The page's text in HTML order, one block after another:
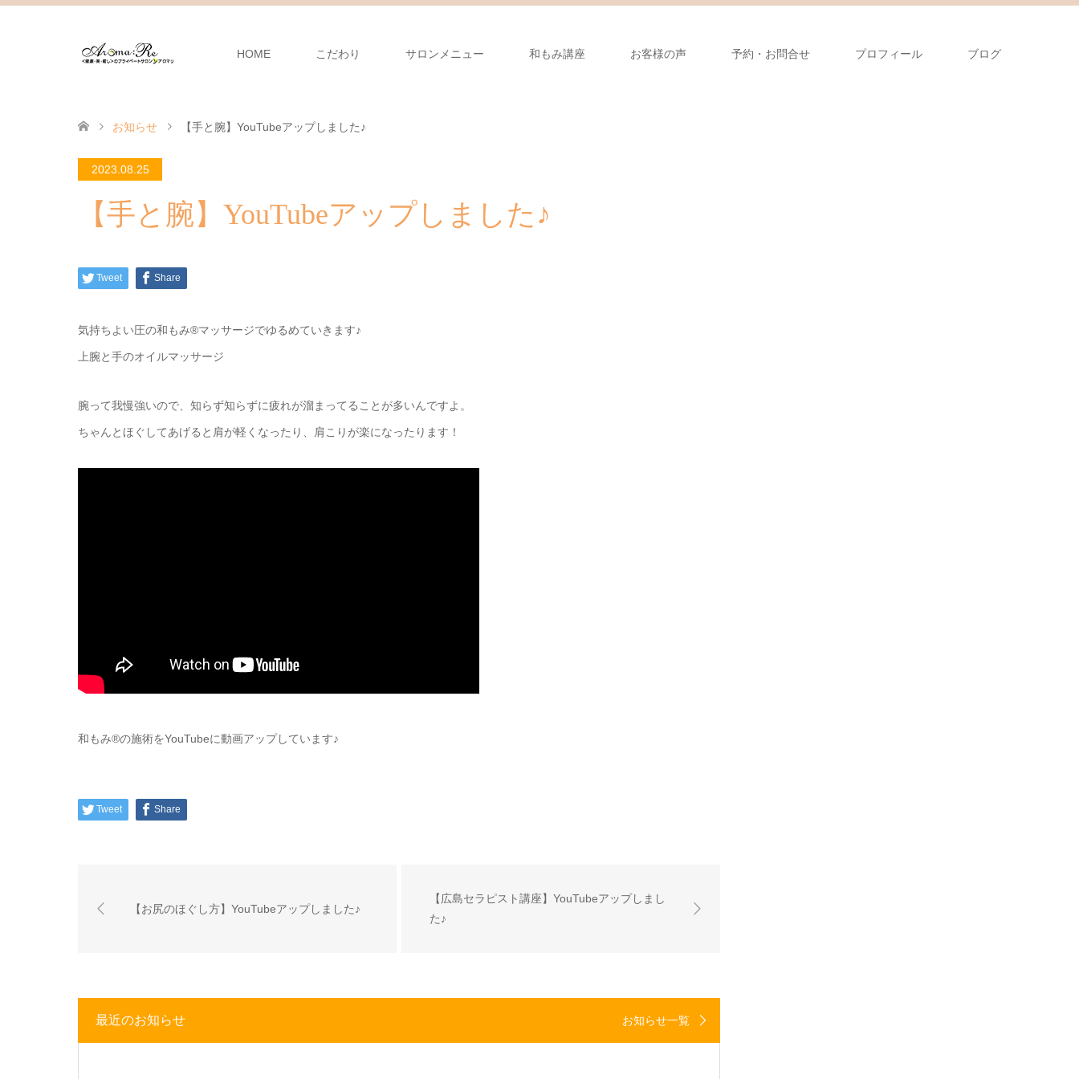
HOME こだわり サロンメニュー 和もみ講座 お客様の声 予約・お問合せ プロフィール ブログ
お知らせ 【手と腕】YouTubeアップしました♪
2023.08.25
【手と腕】YouTubeアップしました♪
Tweet Share
気持ちよい圧の和もみ®マッサージでゆるめていきます♪
上腕と手のオイルマッサージ
腕って我慢強いので、知らず知らずに疲れが溜まってることが多いんですよ。
ちゃんとほぐしてあげると肩が軽くなったり、肩こりが楽になったります！
和もみ®の施術をYouTubeに動画アップしています♪
Tweet Share
【お尻のほぐし方】YouTubeアップしました♪
【広島セラピスト講座】YouTubeアップしまし
た♪
最近のお知らせ お知らせ一覧